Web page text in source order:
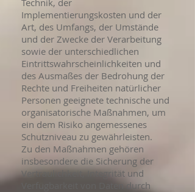
Technik, der
Implementierungskosten und der
Art, des Umfangs, der Umstände
und der Zwecke der Verarbeitung
sowie der unterschiedlichen
Eintrittswahrscheinlichkeiten und
des Ausmaßes der Bedrohung der
Rechte und Freiheiten natürlicher
Personen geeignete technische und
organisatorische Maßnahmen, um
ein dem Risiko angemessenes
Schutzniveau zu gewährleisten.
Zu den Maßnahmen gehören
insbesondere die Sicherung der
Vertraulichkeit, Integrität und
Verfügbarkeit von Daten durch